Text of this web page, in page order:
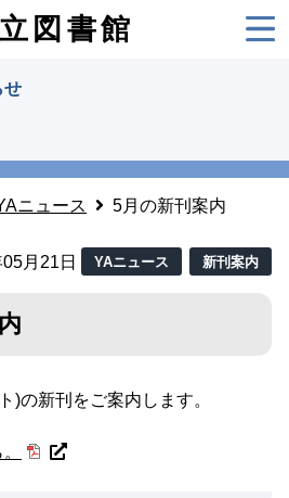
図書館
せ
ニュース 5月の新刊案内
月21日 YAニュース 新刊案内
)の新刊をご案内します。